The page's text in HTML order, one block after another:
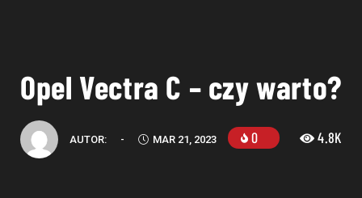
Opel Vectra C – czy warto?
AUTOR: - MAR 21, 2023 0 4.8K